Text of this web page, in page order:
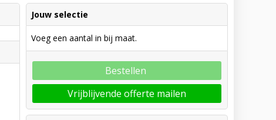
Jouw selectie
Voeg een aantal in bij maat.
Bestellen
Vrijblijvende offerte mailen